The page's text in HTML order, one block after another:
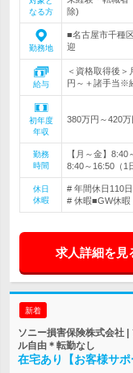
なる方
除)
勤務地
■名古屋市千種
迎
給与
＜資格取得後
円～＋諸手当※
初年度
年収
380万円～420万
勤務
時間
【月～金】
8:40～16:50（1
休日
休暇
# 年間休日110
# 休暇■GW休
求人詳細を見
新着
ソニー損害保険株式会社
ル自由＊転勤なし
在宅あり【お客様サ